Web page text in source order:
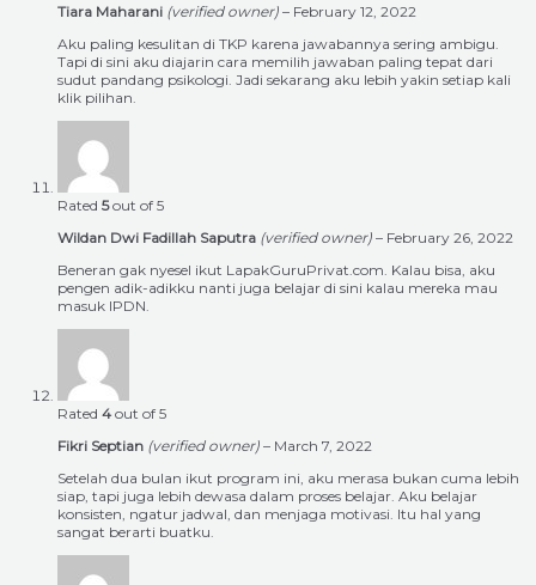
Tiara Maharani (verified owner) – February 12, 2022
Aku paling kesulitan di TKP karena jawabannya sering ambigu.
Tapi di sini aku diajarin cara memilih jawaban paling tepat dari
sudut pandang psikologi. Jadi sekarang aku lebih yakin setiap kali
klik pilihan.
Rated 5out of 5
Wildan Dwi Fadillah Saputra (verified owner) – February 26, 2022
Beneran gak nyesel ikut LapakGuruPrivat.com. Kalau bisa, aku
pengen adik-adikku nanti juga belajar di sini kalau mereka mau
masuk IPDN.
Rated 4 out of 5
Fikri Septian (verified owner) – March 7, 2022
Setelah dua bulan ikut program ini, aku merasa bukan cuma lebih
siap, tapi juga lebih dewasa dalam proses belajar. Aku belajar
konsisten, ngatur jadwal, dan menjaga motivasi. Itu hal yang
sangat berarti buatku.